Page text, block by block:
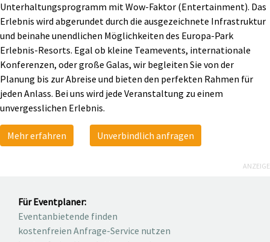
Unterhaltungsprogramm mit Wow-Faktor (Entertainment). Das
Erlebnis wird abgerundet durch die ausgezeichnete Infrastruktur
und beinahe unendlichen Möglichkeiten des Europa-Park
Erlebnis-Resorts. Egal ob kleine Teamevents, internationale
Konferenzen, oder große Galas, wir begleiten Sie von der
Planung bis zur Abreise und bieten den perfekten Rahmen für
jeden Anlass. Bei uns wird jede Veranstaltung zu einem
unvergesslichen Erlebnis.
Mehr erfahren Unverbindlich anfragen
ANZEIGE
Für Eventplaner:
Eventanbietende finden
kostenfreien Anfrage-Service nutzen